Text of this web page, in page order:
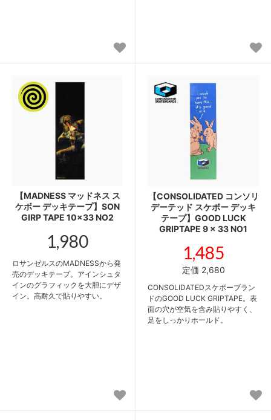
【MADNESS マッドネス ス
ケボー デッキテープ】SON
GIRP TAPE 10x33 NO2
1,980
ロサンゼルスのMADNESSから発
売のデッキテープ。アインシュタ
インのグラフィックを大胆にデザ
イン。高耐久で貼りやすい。
【CONSOLIDATED コンソリ
デーテッド スケボー デッキ
テープ】GOOD LUCK
GRIPTAPE 9 x 33 NO1
1,485
定価 2,680
CONSOLIDATEDスケボーブラン
ドのGOOD LUCK GRIPTAPE。表
面の穴が空気を含み貼りやすく、
足をしっかりホールド。